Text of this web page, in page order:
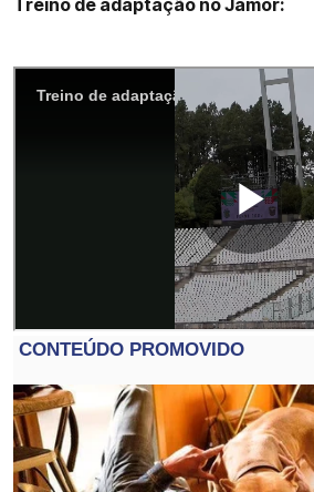
Treino de adaptação no Jamor: